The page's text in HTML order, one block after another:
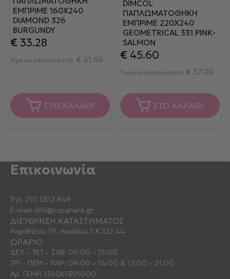
ΕΜΠΡΙΜΈ 160X240
DIAMOND 326
BURGUNDY
€ 33.28
Τιμή κατασκευαστή: € 41.60
ΣΤΟ ΚΑΛΑΘΙ
DIMCOL
ΠΆΠΛΩΜΑΤΟΘΉΚΗ
ΕΜΠΡΙΜΈ 220X240
GEOMETRICAL 331 PINK-
SALMON
€45.60
Τιμή κατασκευαστή: € 57.00
ΣΤΟ ΚΑΛΑΘΙ
Επικοινωνία
Τηλ. 210 5312 849
E-mail: info@casahara.gr
ΔΙΕΥΘΥΝΣΗ ΚΑΤΑΣΤΗΜΑΤΟΣ
Λογοθέτου 19, Αιγάλεω Τ.Κ 122 44
ΩΡΑΡΙΟ
ΔΕΥ – ΤΕΤ – ΣΑΒ: 09:00 – 15:00
ΤΡΙ – ΠΕΜ – ΠΑΡ: 09:00 – 14:00 & 17:00 – 21:00
Αρ. ΓΕΜΗ 136061301000